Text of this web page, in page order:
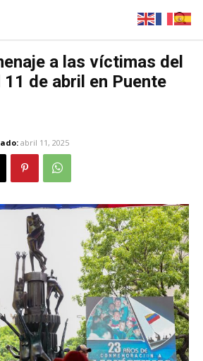
a las víctimas del
de abril en Puente
abril 11, 2025